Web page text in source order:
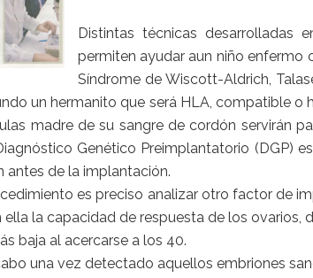
Distintas técnicas desarrolladas
permiten ayudar aun niño enfermo
Síndrome de Wiscott-Aldrich,
un hermanito que será HLA, compatible o
madre de su sangre de cordón servirán
Genético Preimplantatorio (DGP)
antes de la implantación.
es preciso analizar otro factor de
la capacidad de respuesta de los ovarios,
baja al acercarse a los 40.
una vez detectado aquellos embriones